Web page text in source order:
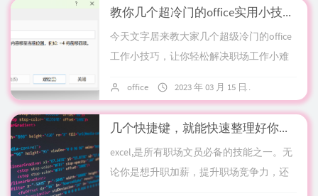
教你几个超冷门的office实用小技巧！
今天文字居来教大家几个超级冷门的office
工作小技巧，让你轻松解决职场工作小难
实有隐藏很深的定位功能，很多人是不...
office 2023 年 03 月 15 日
几个快捷键，就能快速整理好你的excel表格
excel,是所有职场文员必备的技能之一。无
论你是想升职加薪，提升职场竞争力，还